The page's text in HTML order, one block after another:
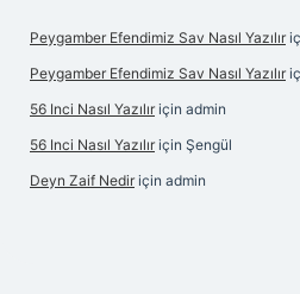
Peygamber Efendimiz Sav Nasıl Yazılır
Peygamber Efendimiz Sav Nasıl Yazılır
56 Inci Nasıl Yazılır için admin
56 Inci Nasıl Yazılır için Şengül
Deyn Zaif Nedir için admin